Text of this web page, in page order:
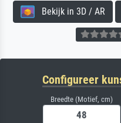
Bekijk in 3D / AR
Configureer
Breedte (Motief, cm)